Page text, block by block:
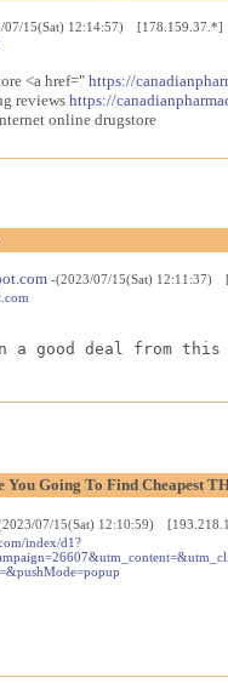
07/15(Sat) 12:14:57) [178.159.37.*]
<a href=" https://
reviews https://
online drugstore
-(2023/07/15(Sat) 12:11:37)
good deal from this
You Going To Find Cheapest
07/15(Sat) 12:10:59)
index/d1?